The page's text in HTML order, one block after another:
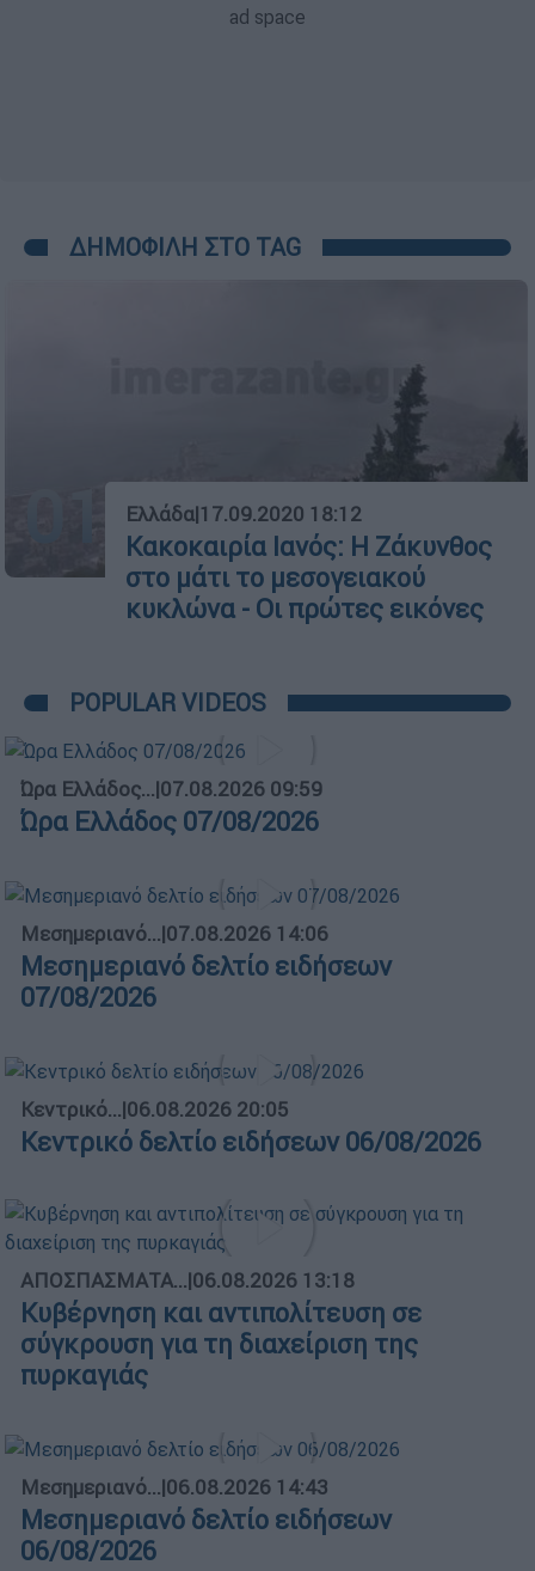
ΔΗΜΟΦΙΛΗ ΣΤΟ TAG
Ελλάδα|17.09.2020 18:12
Κακοκαιρία Ιανός: Η Ζάκυνθος
στο μάτι το μεσογειακού
κυκλώνα - Οι πρώτες εικόνες
POPULAR VIDEOS
Ώρα Ελλάδος...|07.08.2026 09:59
Ώρα Ελλάδος 07/08/2026
Μεσημεριανό...|07.08.2026 14:06
Μεσημεριανό δελτίο ειδήσεων
07/08/2026
Κεντρικό...|06.08.2026 20:05
Κεντρικό δελτίο ειδήσεων 06/08/2026
ΑΠΟΣΠΑΣΜΑΤΑ...|06.08.2026 13:18
Κυβέρνηση και αντιπολίτευση σε
σύγκρουση για τη διαχείριση της
πυρκαγιάς
Μεσημεριανό...|06.08.2026 14:43
Μεσημεριανό δελτίο ειδήσεων
06/08/2026